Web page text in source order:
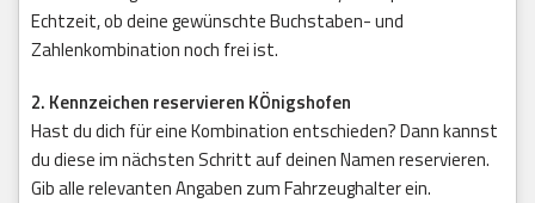
Echtzeit, ob deine gewünschte Buchstaben- und
Zahlenkombination noch frei ist.
2. Kennzeichen reservieren KÖnigshofen
Hast du dich für eine Kombination entschieden? Dann kannst
du diese im nächsten Schritt auf deinen Namen reservieren.
Gib alle relevanten Angaben zum Fahrzeughalter ein.